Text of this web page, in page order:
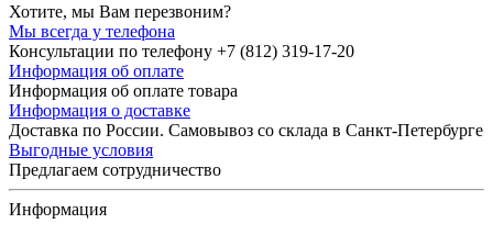
Хотите, мы Вам перезвоним?
Мы всегда у телефона
Консультации по телефону +7 (812) 319-17-20
Информация об оплате
Информация об оплате товара
Информация о доставке
Доставка по России. Самовывоз со склада в Санкт-Петербурге
Выгодные условия
Предлагаем сотрудничество
Информация